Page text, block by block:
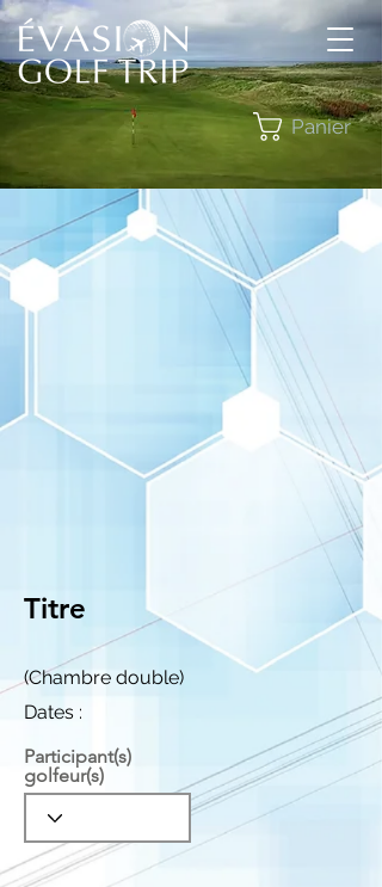
Panier
Titre
(Chambre double)
Dates :
Participant(s)
golfeur(s)